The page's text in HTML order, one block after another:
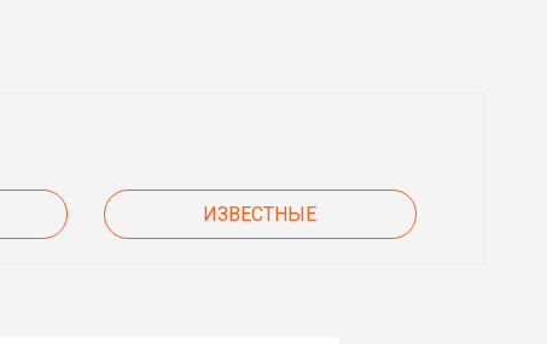
ИЗВЕСТНЫЕ